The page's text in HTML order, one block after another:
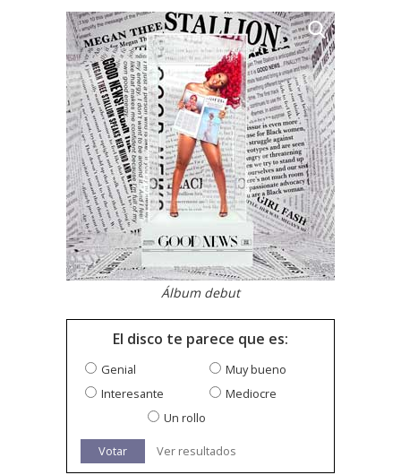
Álbum debut
El disco te parece que es:
Genial
Muy bueno
Interesante
Mediocre
Un rollo
Votar Ver resultados